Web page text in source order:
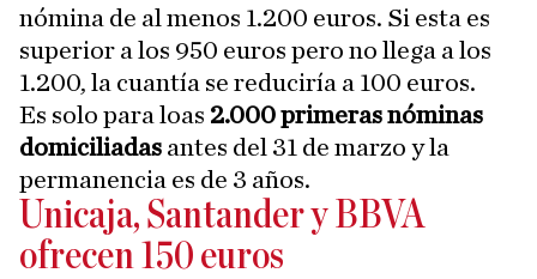
nómina de al menos 1.200 euros. Si esta es
superior a los 950 euros pero no llega a los
1.200, la cuantía se reduciría a 100 euros.
Es solo para loas 2.000 primeras nóminas
domiciliadas antes del 31 de marzo y la
permanencia es de 3 años.
Unicaja, Santander y BBVA
ofrecen 150 euros